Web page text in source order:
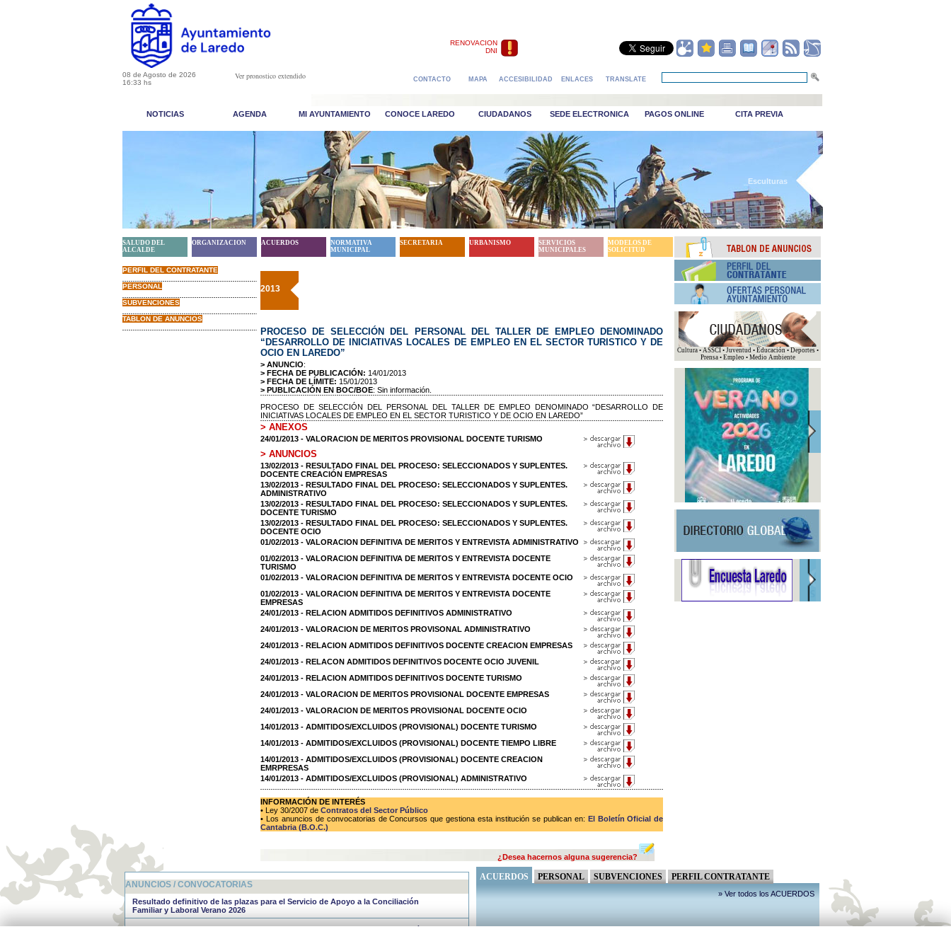
RENOVACION
DNI
08 de Agosto de 2026
16:33 hs
Ver pronostico extendido CONTACTO MAPA ACCESIBILIDAD ENLACES TRANSLATE
NOTICIAS AGENDA MI AYUNTAMIENTO CONOCE LAREDO CIUDADANOS SEDE ELECTRONICA PAGOS ONLINE CITA PREVIA
_Esculturas
SALUDO DEL
ALCALDE
ORGANIZACION ACUERDOS
NORMATIVA
MUNICIPAL
SECRETARIA URBANISMO
SERVICIOS
MUNICIPALES
MODELOS DE
SOLICITUD
PERFIL DEL CONTRATANTE
PERSONAL
SUBVENCIONES
TABLON DE ANUNCIOS
2013
PROCESO DE SELECCIÓN DEL PERSONAL DEL TALLER DE EMPLEO DENOMINADO
“DESARROLLO DE INICIATIVAS LOCALES DE EMPLEO EN EL SECTOR TURISTICO Y DE
OCIO EN LAREDO”
> ANUNCIO:
> FECHA DE PUBLICACIÓN: 14/01/2013
> FECHA DE LÍMITE: 15/01/2013
> PUBLICACIÓN EN BOC/BOE: Sin información.
PROCESO DE SELECCIÓN DEL PERSONAL DEL TALLER DE EMPLEO DENOMINADO “DESARROLLO DE
INICIATIVAS LOCALES DE EMPLEO EN EL SECTOR TURISTICO Y DE OCIO EN LAREDO”
> ANEXOS
24/01/2013 - VALORACION DE MERITOS PROVISIONAL DOCENTE TURISMO
> ANUNCIOS
13/02/2013 - RESULTADO FINAL DEL PROCESO: SELECCIONADOS Y SUPLENTES.
DOCENTE CREACIÓN EMPRESAS
13/02/2013 - RESULTADO FINAL DEL PROCESO: SELECCIONADOS Y SUPLENTES.
ADMINISTRATIVO
13/02/2013 - RESULTADO FINAL DEL PROCESO: SELECCIONADOS Y SUPLENTES.
DOCENTE TURISMO
13/02/2013 - RESULTADO FINAL DEL PROCESO: SELECCIONADOS Y SUPLENTES.
DOCENTE OCIO
01/02/2013 - VALORACION DEFINITIVA DE MERITOS Y ENTREVISTA ADMINISTRATIVO
01/02/2013 - VALORACION DEFINITIVA DE MERITOS Y ENTREVISTA DOCENTE
TURISMO
01/02/2013 - VALORACION DEFINITIVA DE MERITOS Y ENTREVISTA DOCENTE OCIO
01/02/2013 - VALORACION DEFINITIVA DE MERITOS Y ENTREVISTA DOCENTE
EMPRESAS
24/01/2013 - RELACION ADMITIDOS DEFINITIVOS ADMINISTRATIVO
24/01/2013 - VALORACION DE MERITOS PROVISONAL ADMINISTRATIVO
24/01/2013 - RELACION ADMITIDOS DEFINITIVOS DOCENTE CREACION EMPRESAS
24/01/2013 - RELACON ADMITIDOS DEFINITIVOS DOCENTE OCIO JUVENIL
24/01/2013 - RELACION ADMITIDOS DEFINITIVOS DOCENTE TURISMO
24/01/2013 - VALORACION DE MERITOS PROVISIONAL DOCENTE EMPRESAS
24/01/2013 - VALORACION DE MERITOS PROVISIONAL DOCENTE OCIO
14/01/2013 - ADMITIDOS/EXCLUIDOS (PROVISIONAL) DOCENTE TURISMO
14/01/2013 - ADMITIDOS/EXCLUIDOS (PROVISIONAL) DOCENTE TIEMPO LIBRE
14/01/2013 - ADMITIDOS/EXCLUIDOS (PROVISIONAL) DOCENTE CREACION
EMRPRESAS
14/01/2013 - ADMITIDOS/EXCLUIDOS (PROVISIONAL) ADMINISTRATIVO
INFORMACIÓN DE INTERÉS
• Ley 30/2007 de Contratos del Sector Público
• Los anuncios de convocatorias de Concursos que gestiona esta institución se publican en: El Boletín Oficial de
Cantabria (B.O.C.)
¿Desea hacernos alguna sugerencia?
Cultura • ASSCI • Juventud • Educación • Deportes •
Prensa • Empleo • Medio Ambiente
ANUNCIOS / CONVOCATORIAS
Resultado definitivo de las plazas para el Servicio de Apoyo a la Conciliación
Familiar y Laboral Verano 2026
ACUERDOS PERSONAL SUBVENCIONES PERFIL CONTRATANTE
» Ver todos los ACUERDOS